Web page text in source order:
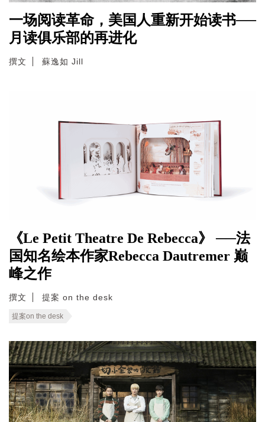
一场阅读革命，美国人重新开始读书──
月读俱乐部的再进化
撰文 蘇逸如 Jill
《Le Petit Theatre De Rebecca》 ──法
国知名绘本作家Rebecca Dautremer 巅
峰之作
撰文 提案 on the desk
提案on the desk